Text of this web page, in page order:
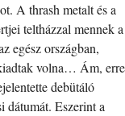
A thrash metalt és a
teltházzal mennek a
egész országban,
volna… Ám, erre
debütáló
dátumát. Eszerint a